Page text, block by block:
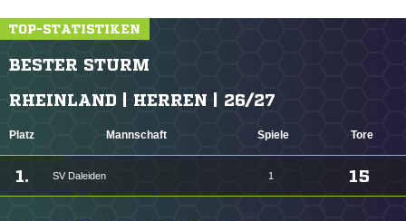
TOP-STATISTIKEN
BESTER STURM
RHEINLAND | HERREN | 26/27
Platz Mannschaft Spiele Tore
1. SV Daleiden 1 15